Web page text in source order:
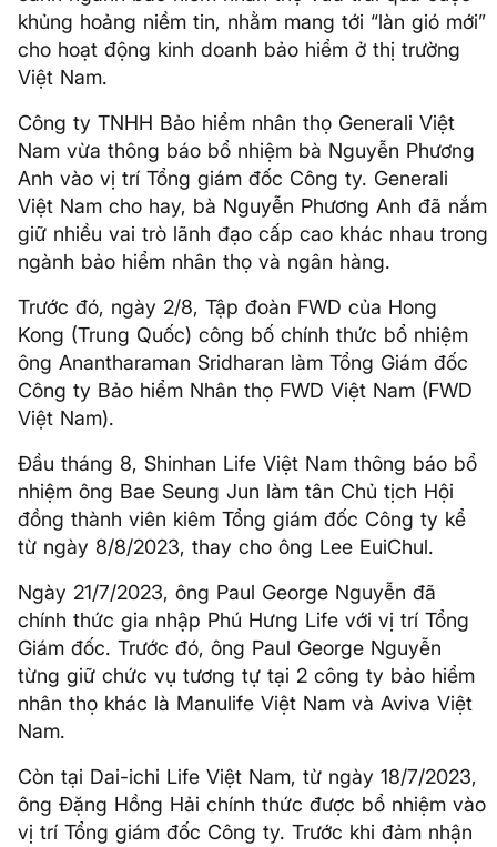
khủng hoảng niềm tin, nhằm mang tới “làn gió mới”
cho hoạt động kinh doanh bảo hiểm ở thị trường
Việt Nam.
Công ty TNHH Bảo hiểm nhân thọ Generali Việt
Nam vừa thông báo bổ nhiệm bà Nguyễn Phương
Anh vào vị trí Tổng giám đốc Công ty. Generali
Việt Nam cho hay, bà Nguyễn Phương Anh đã nắm
giữ nhiều vai trò lãnh đạo cấp cao khác nhau trong
ngành bảo hiểm nhân thọ và ngân hàng.
Trước đó, ngày 2/8, Tập đoàn FWD của Hong
Kong (Trung Quốc) công bố chính thức bổ nhiệm
ông Anantharaman Sridharan làm Tổng Giám đốc
Công ty Bảo hiểm Nhân thọ FWD Việt Nam (FWD
Việt Nam).
Đầu tháng 8, Shinhan Life Việt Nam thông báo bổ
nhiệm ông Bae Seung Jun làm tân Chủ tịch Hội
đồng thành viên kiêm Tổng giám đốc Công ty kể
từ ngày 8/8/2023, thay cho ông Lee EuiChul.
Ngày 21/7/2023, ông Paul George Nguyễn đã
chính thức gia nhập Phú Hưng Life với vị trí Tổng
Giám đốc. Trước đó, ông Paul George Nguyễn
từng giữ chức vụ tương tự tại 2 công ty bảo hiểm
nhân thọ khác là Manulife Việt Nam và Aviva Việt
Nam.
Còn tại Dai-ichi Life Việt Nam, từ ngày 18/7/2023,
ông Đặng Hồng Hải chính thức được bổ nhiệm vào
vị trí Tổng giám đốc Công ty. Trước khi đảm nhận